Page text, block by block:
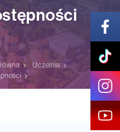
Uczelnia